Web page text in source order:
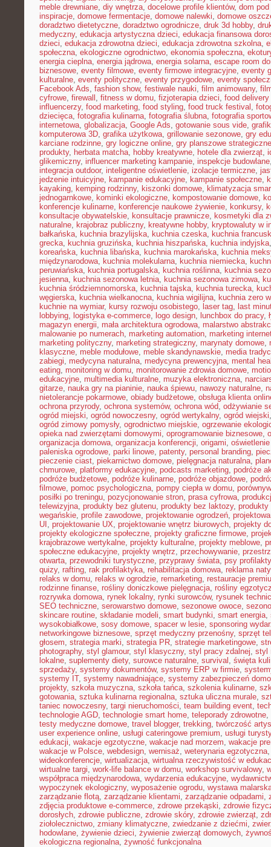
meble drewniane, diy wnętrza, docelowe profile klientów, dom
inspiracje, domowe fermentacje, domowe nalewki, domowe
doradztwo dietetyczne, doradztwo ogrodnicze, druk 3d hobby,
medyczny, edukacja artystyczna dzieci, edukacja finansowa
dzieci, edukacja zdrowotna dzieci, edukacja zdrowotna szkolna,
społeczna, ekologiczne ogrodnictwo, ekonomia społeczna,
energia cieplna, energia jądrowa, energia solarna, escape room
biznesowe, eventy filmowe, eventy firmowe integracyjne, eventy
kulturalne, eventy polityczne, eventy przygodowe, eventy
Facebook Ads, fashion show, festiwale nauki, film animowany,
cyfrowe, firewall , fitness w domu, fizjoterapia dzieci, food delivery
influencerzy, food marketing, food styling, food truck festival ,
dziecięca, fotografia kulinarna, fotografia ślubna, fotografia
internetowa, globalizacja, Google Ads, gotowanie sous vide,
komputerowa 3D, grafika użytkowa, grillowanie sezonowe, gry
karciane rodzinne, gry logiczne online, gry planszowe strategiczne
produkty, herbata matcha, hobby kreatywne, hotele dla zwierząt,
glikemiczny, influencer marketing kampanie, inspekcje budowlane
integracja outdoor, inteligentne oświetlenie, izolacje termiczne,
jedzenie intuicyjne, kampanie edukacyjne, kampanie społeczne,
kayaking, kemping rodzinny, kiszonki domowe, klimatyzacja
jednogarnkowe, kominki ekologiczne, kompostowanie domowe,
konferencje kulinarne, konferencje naukowe żywienie, konkursy,
konsultacje obywatelskie, konsultacje prawnicze, kosmetyki dla
naturalne, krajobraz publiczny, kreatywne hobby, kryptowaluty w
bałkańska, kuchnia brazylijska, kuchnia czeska, kuchnia
grecka, kuchnia gruzińska, kuchnia hiszpańska, kuchnia indyjska
koreańska, kuchnia libańska, kuchnia marokańska, kuchnia
międzynarodowa, kuchnia molekularna, kuchnia niemiecka,
peruwiańska, kuchnia portugalska, kuchnia roślinna, kuchnia
jesienna, kuchnia sezonowa letnia, kuchnia sezonowa zimowa,
kuchnia śródziemnomorska, kuchnia tajska, kuchnia turecka,
węgierska, kuchnia wielkanocna, kuchnia wigilijna, kuchnia zero
kuchnie na wymiar, kursy rozwoju osobistego, laser tag, last
lobbying, logistyka e-commerce, logo design, lunchbox do pracy,
magazyn energii, mała architektura ogrodowa, malarstwo
malowanie po numerach, marketing automation, marketing
marketing polityczny, marketing strategiczny, marynaty domowe,
klasyczne, meble modułowe, meble skandynawskie, media
zabiegi, medycyna naturalna, medycyna prewencyjna, mental
eating, monitoring w domu, monitorowanie zdrowia domowe,
edukacyjne, multimedia kulturalne, muzyka elektroniczna,
gitarze, nauka gry na pianinie, nauka śpiewu, nawozy naturalne,
nietolerancje pokarmowe, obiady budżetowe, obsługa klienta
ochrona przyrody, ochrona systemów, ochrona wód, odżywianie
ogród miejski, ogród nowoczesny, ogród wertykalny, ogród wiejski
ogród zimowy pomysły, ogrodnictwo miejskie, ogrzewanie
opieka nad zwierzętami domowymi, oprogramowanie biznesowe,
organizacja domowa, organizacja konferencji, origami,
paleniska ogrodowe, parki linowe, patenty, personal branding,
pieczenie ciast, piekarnictwo domowe, pielęgnacja naturalna,
chmurowe, platformy edukacyjne, podcasts marketing, podróże
podróże budżetowe, podróże kulinarne, podróże objazdowe,
filmowe, pomoc psychologiczna, pompy ciepła w domu,
posiłki po treningu, pozycjonowanie stron, prasa cyfrowa,
telewizyjna, produkty bez glutenu, produkty bez laktozy, produkty
wegańskie, profile zawodowe, projektowanie ogrodzeń,
UI , projektowanie UX, projektowanie wnętrz biurowych, projekty
projekty ekologiczne społeczne, projekty graficzne firmowe,
krajobrazowe wertykalne, projekty kulturalne, projekty meblowe,
społeczne edukacyjne, projekty wnętrz, przechowywanie,
otwarta, przewodniki turystyczne, przyprawy świata, psy
quizy, rafting, rak profilaktyka, rehabilitacja domowa, reklama
relaks w domu, relaks w ogrodzie, remarketing, restauracje
rodzinne finanse, rośliny doniczkowe pielęgnacja, rośliny
rozrywka domowa, rynek lokalny, rynki surowców, rysunek
SEO techniczne, serowarstwo domowe, sezonowe owoce,
skincare routine, składanie modeli, smart budynki, smart energia,
wysokobiałkowe, sosy domowe, spacer w lesie, sponsoring
networkingowe biznesowe, sprzęt medyczny przenośny, sprzęt
głosem, strategia marki, strategia PR, strategie marketingowe,
photography, styl glamour, styl klasyczny, styl pracy zdalnej, styl
lokalne, suplementy diety, surowce naturalne, survival , święta
sprzedaży, systemy dokumentów, systemy ERP w firmie,
systemy IT, systemy nawadniające, systemy zabezpieczeń
projekty, szkoła muzyczna, szkoła tańca, szkolenia kulinarne,
gotowania, sztuka kulinarna regionalna, sztuka uliczna murale,
taniec nowoczesny, targi nieruchomości, team building event,
technologie AGD, technologie smart home, teleporady zdrowotne,
testy medyczne domowe, travel blogger, trekking, twórczość
user experience online, usługi cateringowe premium, usługi
edukacji, wakacje egzotyczne, wakacje nad morzem, wakacje
wakacje w Polsce, webdesign, wernisaż, weterynaria egzotyczna
wideokonferencje, wirtualizacja, wirtualna rzeczywistość w
wirtualne targi, work-life balance w domu, workshop survivalowy,
współpraca międzynarodowa, wydarzenia edukacyjne,
wypoczynek ekologiczny, wyposażenie ogrodu, wystawa
zarządzanie flotą, zarządzanie klientami, zarządzanie odpadami,
zdjęcia produktowe e-commerce, zdrowe przekąski, zdrowie
dorosłych, zdrowie publiczne, zdrowie skóry, zdrowie zwierząt,
ziołolecznictwo, zmiany klimatyczne, zwiedzanie z dziećmi,
hodowlane, żywienie dzieci, żywienie zwierząt domowych,
ekologiczna regionalna, żywność funkcjonalna